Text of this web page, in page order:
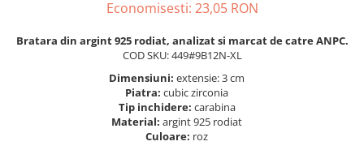
Economisesti: 23,05 RON
Bratara din argint 925 rodiat, analizat si marcat de catre ANPC.
COD SKU: 449#9B12N-XL
Dimensiuni: extensie: 3 cm
Piatra: cubic zirconia
Tip inchidere: carabina
Material: argint 925 rodiat
Culoare: roz